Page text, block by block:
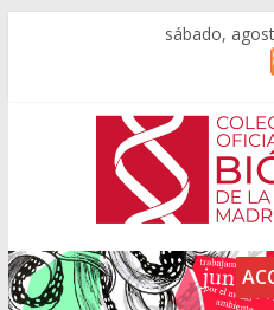
sábado,